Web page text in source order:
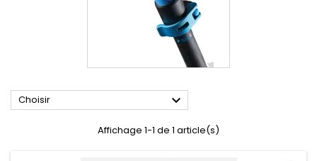
Choisir 
Affichage 1-1 de 1 article(s)